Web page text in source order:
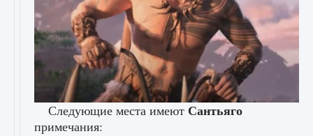
Следующие места имеют Сантьяго
примечания: